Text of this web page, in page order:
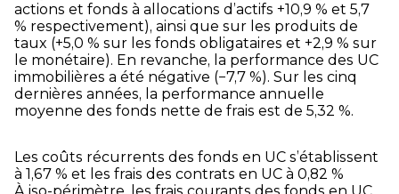
actions et fonds à allocations d’actifs +10,9 % et 5,7
% respectivement), ainsi que sur les produits de
taux (+5,0 % sur les fonds obligataires et +2,9 % sur
le monétaire). En revanche, la performance des UC
immobilières a été négative (−7,7 %). Sur les cinq
dernières années, la performance annuelle
moyenne des fonds nette de frais est de 5,32 %.
Les coûts récurrents des fonds en UC s’établissent
à 1,67 % et les frais des contrats en UC à 0,82 %
À iso-périmètre, les frais courants des fonds en UC